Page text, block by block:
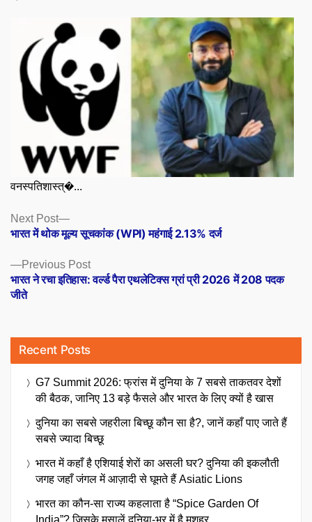
वनस्पतिशास्त्�...
Posts
navigation
Previous PostPrevious
post:
भारत ने रचा इतिहास: वर्ल्ड पैरा एथलेटिक्स ग्रां प्री 2026 में 208 पदक
जीते
Next Post
Next
post:
भारत में थोक मूल्य सूचकांक (WPI) महंगाई 2.13% दर्ज
Recent Posts
G7 Summit 2026: फ्रांस में दुनिया के 7 सबसे ताकतवर देशों
की बैठक, जानिए 13 बड़े फैसले और भारत के लिए क्यों है खास
दुनिया का सबसे जहरीला बिच्छू कौन सा है?, जानें कहाँ पाए जाते हैं
सबसे ज्यादा बिच्छू
भारत में कहाँ है एशियाई शेरों का असली घर? दुनिया की इकलौती
जगह जहाँ जंगल में आज़ादी से घूमते हैं Asiatic Lions
भारत का कौन-सा राज्य कहलाता है “Spice Garden Of
India”? जिसके मसालें दुनिया-भर में है मशहूर